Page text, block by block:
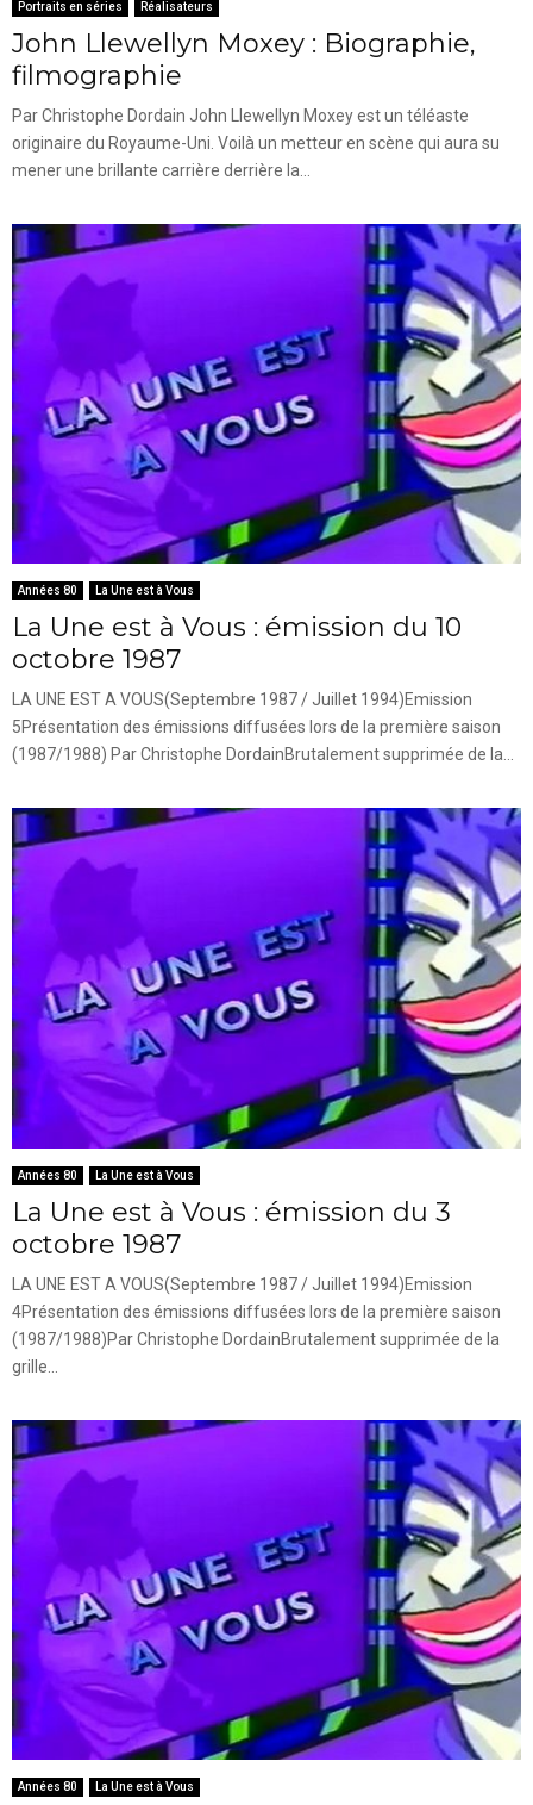
Portraits en séries Réalisateurs
John Llewellyn Moxey : Biographie,
filmographie
Par Christophe Dordain John Llewellyn Moxey est un téléaste
originaire du Royaume-Uni. Voilà un metteur en scène qui aura su
mener une brillante carrière derrière la...
Années 80 La Une est à Vous
La Une est à Vous : émission du 10
octobre 1987
LA UNE EST A VOUS(Septembre 1987 / Juillet 1994)Emission
5Présentation des émissions diffusées lors de la première saison
(1987/1988) Par Christophe DordainBrutalement supprimée de la...
Années 80 La Une est à Vous
La Une est à Vous : émission du 3
octobre 1987
LA UNE EST A VOUS(Septembre 1987 / Juillet 1994)Emission
4Présentation des émissions diffusées lors de la première saison
(1987/1988)Par Christophe DordainBrutalement supprimée de la
grille...
Années 80 La Une est à Vous